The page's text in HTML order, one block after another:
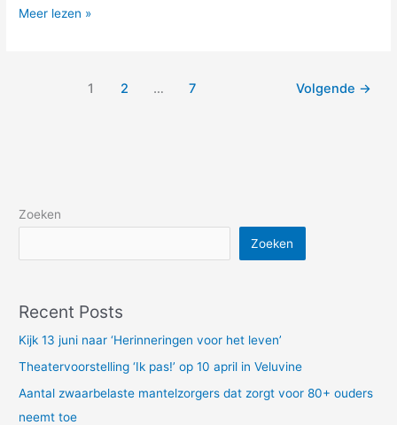
Meer lezen »
1 2 … 7 Volgende →
Zoeken
Zoeken
Recent Posts
Kijk 13 juni naar ‘Herinneringen voor het leven’
Theatervoorstelling ‘Ik pas!’ op 10 april in Veluvine
Aantal zwaarbelaste mantelzorgers dat zorgt voor 80+ ouders
neemt toe